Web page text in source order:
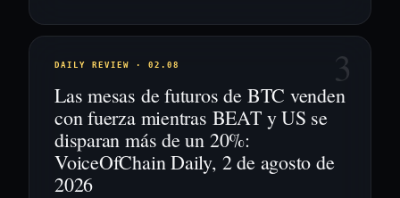
3
DAILY REVIEW · 02.08
Las mesas de futuros de BTC venden
con fuerza mientras BEAT y US se
disparan más de un 20%:
VoiceOfChain Daily, 2 de agosto de
2026